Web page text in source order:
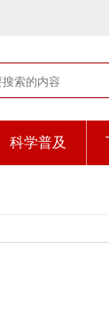
科学普及